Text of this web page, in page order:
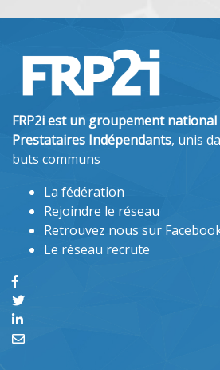
FRP2i est un groupement
Prestataires Indépendants, unis
buts communs
La fédération
Rejoindre le réseau
Retrouvez nous sur
Le réseau recrute